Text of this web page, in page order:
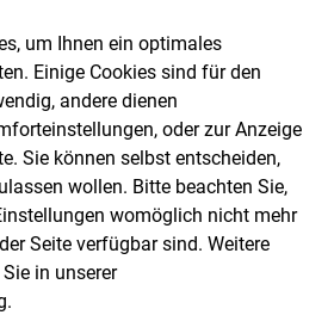
(m/w/d)
VVaG (ÖBV)
Teilzeit 06.08.2026
um Ihnen ein optimales
Einige Cookies sind für den
andere dienen
oder zur Anzeige
Sie können selbst entscheiden,
wollen. Bitte beachten Sie,
womöglich nicht mehr
Seite verfügbar sind. Weitere
in unserer
.